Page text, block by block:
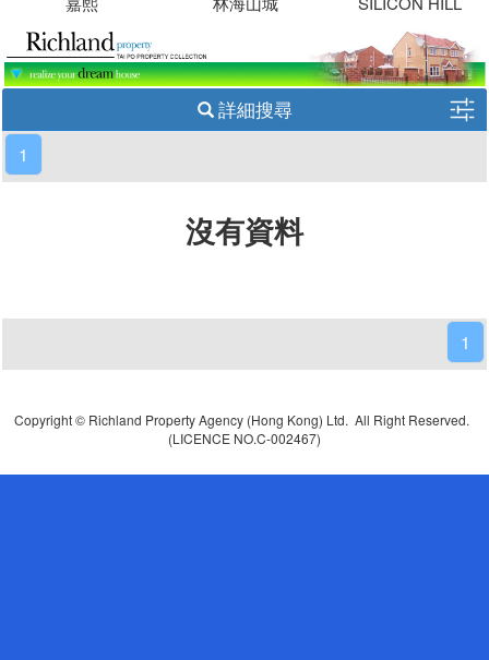
詳細搜尋
1
沒有資料
1
Copyright © Richland Property Agency (Hong Kong) Ltd. All Right Reserved.
(LICENCE NO.C-002467)